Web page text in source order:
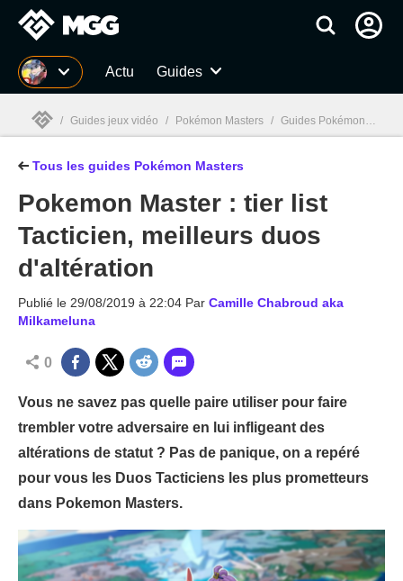
MGG Actu Guides
MGG
/ Guides jeux vidéo / Pokémon Masters / Guides Pokémon Masters
Tous les guides Pokémon Masters
Pokemon Master : tier list
Tacticien, meilleurs duos
d'altération
Publié le 29/08/2019 à 22:04 Par Camille Chabroud aka
Milkameluna
0
Vous ne savez pas quelle paire utiliser pour faire
trembler votre adversaire en lui infligeant des
altérations de statut ? Pas de panique, on a repéré
pour vous les Duos Tacticiens les plus prometteurs
dans Pokemon Masters.